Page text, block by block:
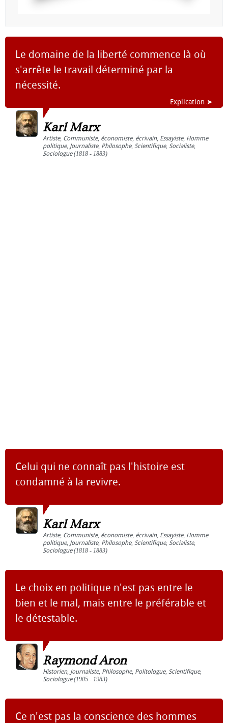
Le domaine de la liberté commence là où
s'arrête le travail déterminé par la
nécessité.
Explication ➤
Karl Marx
Artiste, Communiste, économiste, écrivain, Essayiste, Homme
politique, Journaliste, Philosophe, Scientifique, Socialiste,
Sociologue(1818 - 1883)
Celui qui ne connaît pas l'histoire est
condamné à la revivre.
Karl Marx
Artiste, Communiste, économiste, écrivain, Essayiste, Homme
politique, Journaliste, Philosophe, Scientifique, Socialiste,
Sociologue(1818 - 1883)
Le choix en politique n'est pas entre le
bien et le mal, mais entre le préférable et
le détestable.
Raymond Aron
Historien, Journaliste, Philosophe, Politologue, Scientifique,
Sociologue(1905 - 1983)
Ce n'est pas la conscience des hommes